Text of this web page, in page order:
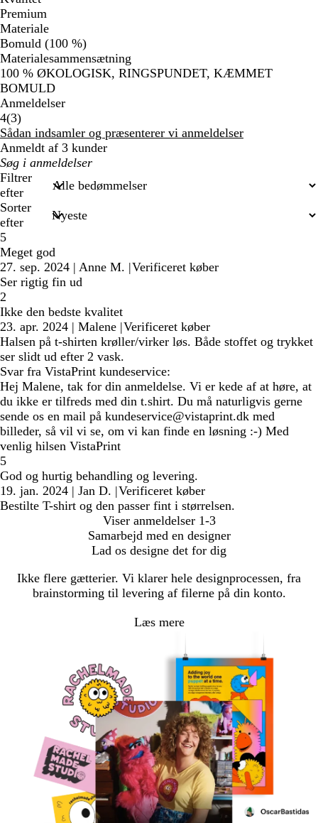
Premium
Materiale
Bomuld (100 %)
Materialesammensætning
100 % ØKOLOGISK, RINGSPUNDET, KÆMMET
BOMULD
Anmeldelser
4(33
anmeldelser
)
Sådan indsamler og præsenterer vi anmeldelser
Anmeldt af 3 kunder
Min
søgetekst
Filtrer
efter
Sorter
efter
5
Meget god
27. sep. 2024 | Anne M. |Verificeret køber
Ser rigtig fin ud
2
Ikke den bedste kvalitet
23. apr. 2024 | Malene |Verificeret køber
Halsen på t-shirten krøller/virker løs. Både stoffet og trykket
ser slidt ud efter 2 vask.
Svar fra VistaPrint kundeservice:
Hej Malene, tak for din anmeldelse. Vi er kede af at høre, at
du ikke er tilfreds med din t.shirt. Du må naturligvis gerne
sende os en mail på kundeservice@vistaprint.dk med
billeder, så vil vi se, om vi kan finde en løsning :-) Med
venlig hilsen VistaPrint
5
God og hurtig behandling og levering.
19. jan. 2024 | Jan D. |Verificeret køber
Bestilte T-shirt og den passer fint i størrelsen.
Viser anmeldelser 1-3
Samarbejd med en designer
Lad os designe det for dig
Ikke flere gætterier. Vi klarer hele designprocessen, fra
brainstorming til levering af filerne på din konto.
Læs mere